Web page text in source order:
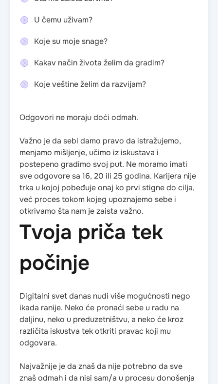
U čemu uživam?
Koje su moje snage?
Kakav način života želim da gradim?
Koje veštine želim da razvijam?
Odgovori ne moraju doći odmah.
Važno je da sebi damo pravo da istražujemo,
menjamo mišljenje, učimo iz iskustava i
postepeno gradimo svoj put. Ne moramo imati
sve odgovore sa 16, 20 ili 25 godina. Karijera nije
trka u kojoj pobeđuje onaj ko prvi stigne do cilja,
već proces tokom kojeg upoznajemo sebe i
otkrivamo šta nam je zaista važno.
Tvoja priča tek
počinje
Digitalni svet danas nudi više mogućnosti nego
ikada ranije. Neko će pronaći sebe u radu na
daljinu, neko u preduzetništvu, a neko će kroz
različita iskustva tek otkriti pravac koji mu
odgovara.
Najvažnije je da znaš da nije potrebno da sve
znaš odmah i da nisi sam/a u procesu donošenja